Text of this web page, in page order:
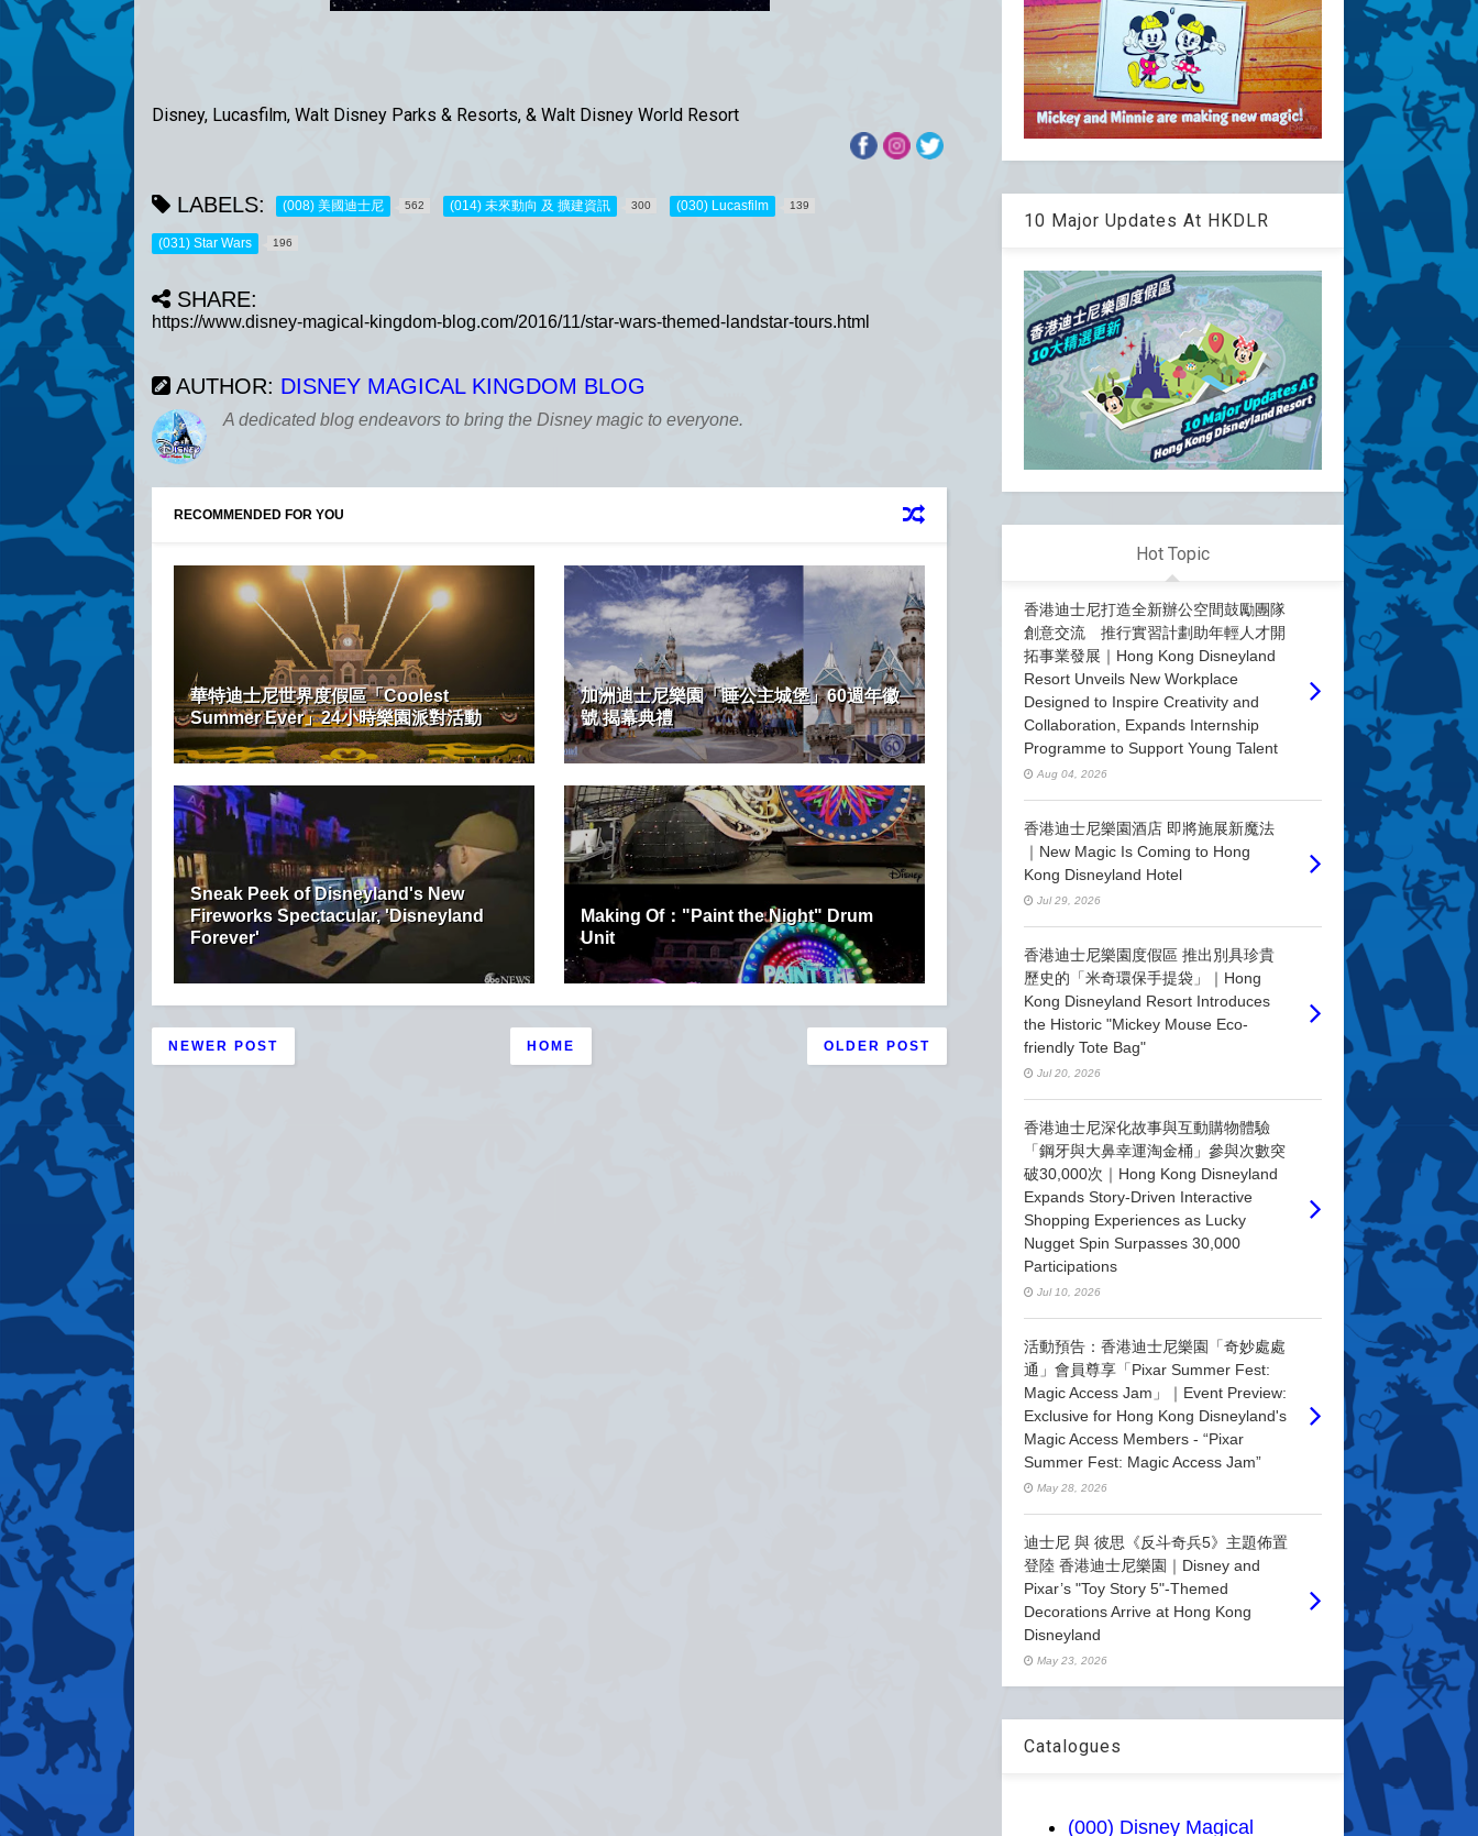
Disney, Lucasfilm, Walt Disney Parks & Resorts, & Walt Disney World Resort
LABELS: (008) 美國迪士尼 562 (014) 未來動向 及 擴建資訊 300 (030) Lucasfilm 139
(031) Star Wars 196
SHARE:
AUTHOR: DISNEY MAGICAL KINGDOM BLOG
A dedicated blog endeavors to bring the Disney magic to everyone.
RECOMMENDED FOR YOU
華特迪士尼世界度假區「Coolest
Summer Ever」24小時樂園派對活動
加洲迪士尼樂園「睡公主城堡」60週年徽
號 揭幕典禮
Sneak Peek of Disneyland's New
Fireworks Spectacular, 'Disneyland
Forever'
Making Of："Paint the Night" Drum
Unit
NEWER POST OLDER POST
HOME
10 Major Updates At HKDLR
Hot Topic
香港迪士尼打造全新辦公空間鼓勵團隊
創意交流 推行實習計劃助年輕人才開
拓事業發展｜Hong Kong Disneyland
Resort Unveils New Workplace
Designed to Inspire Creativity and
Collaboration, Expands Internship
Programme to Support Young Talent
Aug 04, 2026
香港迪士尼樂園酒店 即將施展新魔法
｜New Magic Is Coming to Hong
Kong Disneyland Hotel
Jul 29, 2026
香港迪士尼樂園度假區 推出別具珍貴
歷史的「米奇環保手提袋」｜Hong
Kong Disneyland Resort Introduces
the Historic "Mickey Mouse Eco-
friendly Tote Bag"
Jul 20, 2026
香港迪士尼深化故事與互動購物體驗
「鋼牙與大鼻幸運淘金桶」參與次數突
破30,000次｜Hong Kong Disneyland
Expands Story-Driven Interactive
Shopping Experiences as Lucky
Nugget Spin Surpasses 30,000
Participations
Jul 10, 2026
活動預告：香港迪士尼樂園「奇妙處處
通」會員尊享「Pixar Summer Fest:
Magic Access Jam」｜Event Preview:
Exclusive for Hong Kong Disneyland's
Magic Access Members - “Pixar
Summer Fest: Magic Access Jam”
May 28, 2026
迪士尼 與 彼思《反斗奇兵5》主題佈置
登陸 香港迪士尼樂園｜Disney and
Pixar’s "Toy Story 5"-Themed
Decorations Arrive at Hong Kong
Disneyland
May 23, 2026
Catalogues
(000) Disney Magical